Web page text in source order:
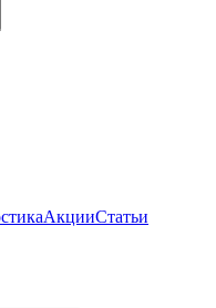
АкцииСтатьи